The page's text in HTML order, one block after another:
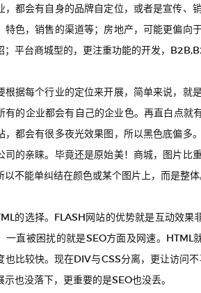
，都会有自身的品牌自定位，或者是宣传、
特色，销售的渠道等；房地产，可能更偏向
；平台商城型的，更注重功能的开发，
根据每个行业的定位来开展，简单来说，就
有的企业都会有自己的企业色。再直白点就
，都会有很多夜光效果图，所以黑色底偏多
司的亲睐。毕竟还是原始美！商城，图片比
以不能单纠结在颜色或某个图片上，而是整体
的选择。FLASH网站的优势就是互动效
一直被困扰的就是SEO方面及网速。
也比较快。现在DIV与CSS分离，更让访问
示也没落下，更重要的是SEO也没丢。